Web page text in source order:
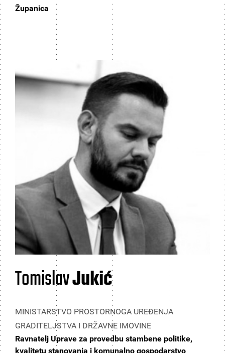
Županica
TomislavJukić
MINISTARSTVO PROSTORNOGA UREĐENJA
GRADITELJSTVA I DRŽAVNE IMOVINE
Ravnatelj Uprave za provedbu stambene politike,
kvalitetu stanovanja i komunalno gospodarstvo